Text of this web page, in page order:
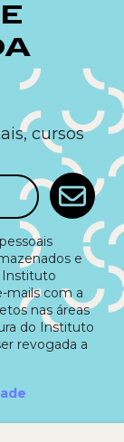
cursos
e
Instituto
mails com a
nas áreas
do Instituto
revogada a